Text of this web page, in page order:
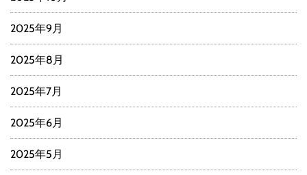
2025年9月
2025年8月
2025年7月
2025年6月
2025年5月